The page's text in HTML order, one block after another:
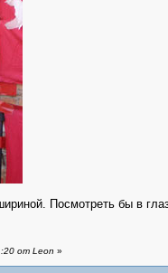
Посмотреть бы в
от Leon »